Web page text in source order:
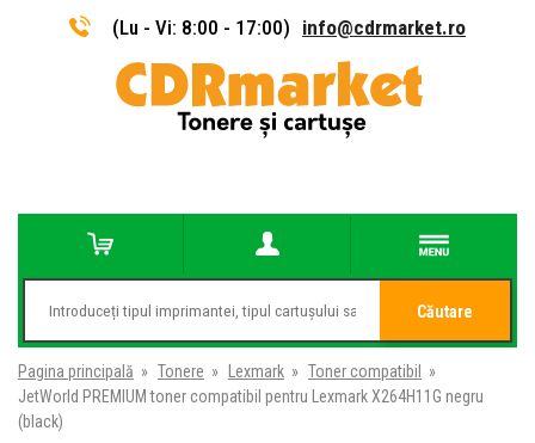
(Lu - Vi: 8:00 - 17:00) info@cdrmarket.ro
Căutare
Pagina principală » Tonere » Lexmark » Toner compatibil
»
JetWorld PREMIUM toner compatibil pentru Lexmark X264H11G negru
(black)